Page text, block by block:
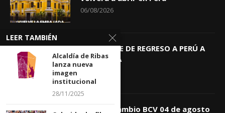
06/08/2026
KEIKO TRAE DE REGRESO A PERÚ A
GIOVANNA
Tasa de Cambio BCV 04 de agosto
LEER TAMBIÉN
Alcaldía de Ribas
lanza nueva
imagen
institucional
28/11/2025